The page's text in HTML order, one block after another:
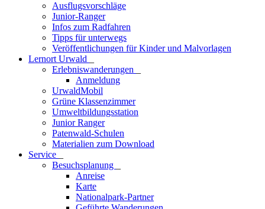
Ausflugsvorschläge
Junior-Ranger
Infos zum Radfahren
Tipps für unterwegs
Veröffentlichungen für Kinder und Malvorlagen
Lernort Urwald
Erlebniswanderungen
Anmeldung
UrwaldMobil
Grüne Klassenzimmer
Umweltbildungsstation
Junior Ranger
Patenwald-Schulen
Materialien zum Download
Service
Besuchsplanung
Anreise
Karte
Nationalpark-Partner